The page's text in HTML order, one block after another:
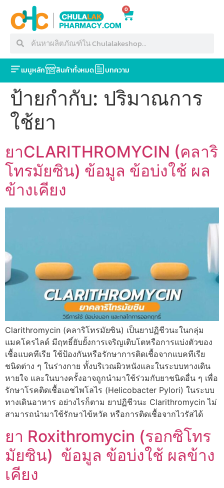
0
เมนูหลัก สินค้าทั้งหมด บทความ
ป้ายกำกับ: ปริมาณการ
ใช้ยา
ยาCLARITHROMYCIN (คลาริ
โทรมัยซิน) ข้อมูล ข้อบ่งใช้ ผล
ข้างเคียง
Clarithromycin (คลาริโทรมัยซิน) เป็นยาปฏิชีวนะในกลุ่ม
แมคโครไลด์ มีฤทธิ์ยับยั้งการเจริญเติบโตหรือการแบ่งตัวของ
เชื้อแบคทีเรีย ใช้ป้องกันหรือรักษาการติดเชื้อจากแบคทีเรีย
ชนิดต่าง ๆ ในร่างกาย ทั้งบริเวณผิวหนังและในระบบทางเดิน
หายใจ และในบางครั้งอาจถูกนำมาใช้ร่วมกับยาชนิดอื่น ๆ เพื่อ
รักษาโรคติดเชื้อเอชไพโลไร (Helicobacter Pylori) ในระบบ
ทางเดินอาหาร อย่างไรก็ตาม ยาปฏิชีวนะ Clarithromycin ไม่
สามารถนำมาใช้รักษาไข้หวัด หรือการติดเชื้อจากไวรัสได้
ยา Roxithromycin (รอกซิโทร
มัยซิน) ข้อมูล ข้อบ่งใช้ ผลข้าง
เคียง